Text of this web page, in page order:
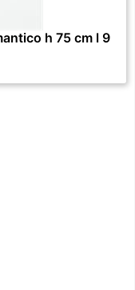
h 75 cm l 9